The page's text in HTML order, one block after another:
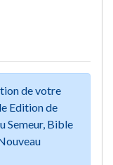
de votre
Edition de
Semeur, Bible